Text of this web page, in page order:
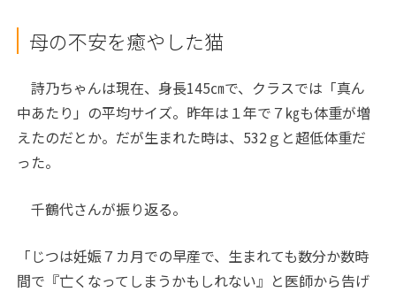
母の不安を癒やした猫
詩乃ちゃんは現在、身長145㎝で、クラスでは「真ん
中あたり」の平均サイズ。昨年は１年で７㎏も体重が増
えたのだとか。だが生まれた時は、532ｇと超低体重だ
った。
千鶴代さんが振り返る。
「じつは妊娠７カ月での早産で、生まれても数分か数時
間で『亡くなってしまうかもしれない』と医師から告げ